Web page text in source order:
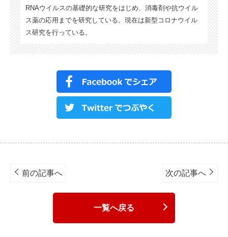
RNAウイルスの基礎的な研究をはじめ、消毒剤や抗ウイル
ス薬の応用までを研究している。現在は新型コロナウイル
ス研究を行っている。
navigation
前の記事へ 次の記事へ
一覧へ戻る